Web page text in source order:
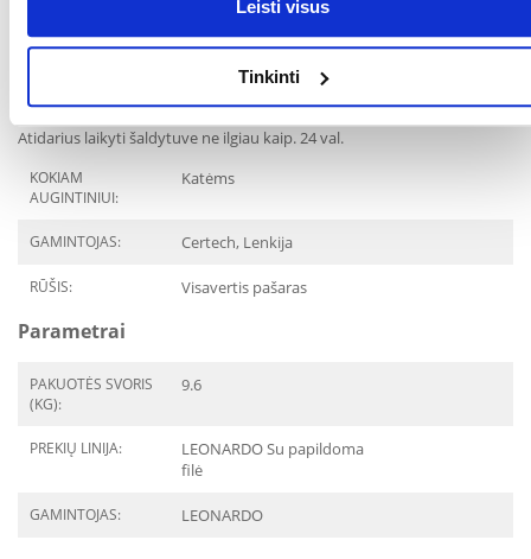
Leisti visus
Tinkinti
200-400 g per parą suaugusioms 3-5 kg sveriančioms katėms.
Maitinkite kambario temperatūroje. Visada turi būti šviežio geriamojo
Atidarius laikyti šaldytuve ne ilgiau kaip. 24 val.
KOKIAM
AUGINTINIUI:
Katėms
GAMINTOJAS: Certech, Lenkija
RŪŠIS: Visavertis pašaras
Parametrai
PAKUOTĖS SVORIS
(KG):
9.6
PREKIŲ LINIJA:
LEONARDO Su papildoma
filė
GAMINTOJAS: LEONARDO